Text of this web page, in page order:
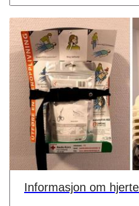
Informasjon om